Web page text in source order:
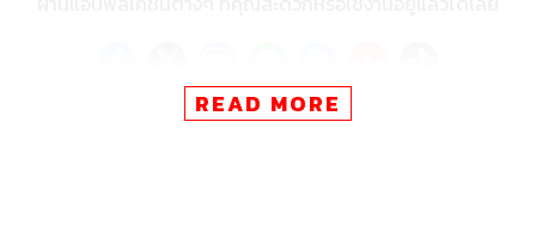
READ MORE